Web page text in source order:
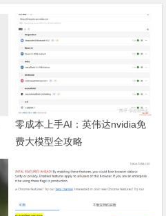
零成本上手AI：英伟达nvidia免
费大模型全攻略